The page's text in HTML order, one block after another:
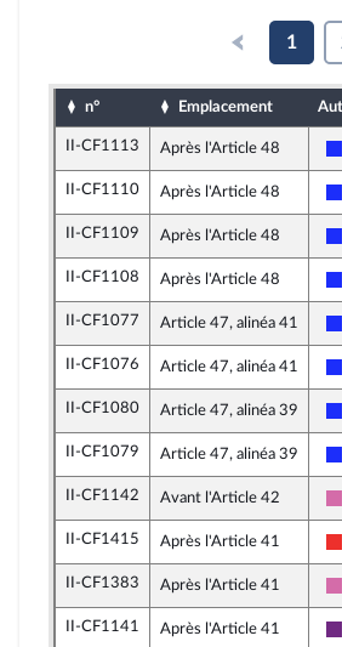
1
n° Emplacement
II-CF1113 Après l'Article 48
II-CF1110 Après l'Article 48
II-CF1109 Après l'Article 48
II-CF1108 Après l'Article 48
II-CF1077 Article 47, alinéa 41
II-CF1076 Article 47, alinéa 41
II-CF1080 Article 47, alinéa 39
II-CF1079 Article 47, alinéa 39
II-CF1142 Avant l'Article 42
II-CF1415 Après l'Article 41
II-CF1383 Après l'Article 41
II-CF1141 Après l'Article 41